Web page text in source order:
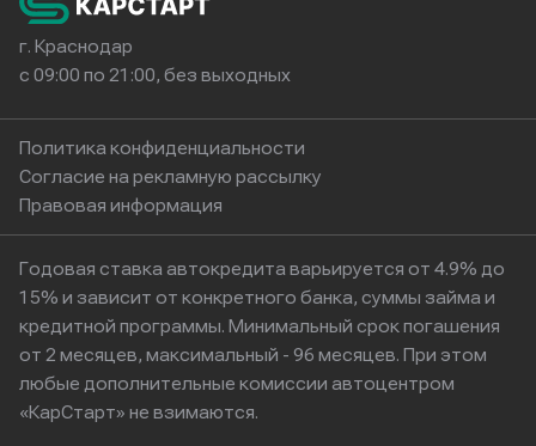
г. Краснодар
с 09:00 по 21:00, без выходных
Политика конфиденциальности
Согласие на рекламную рассылку
Правовая информация
Годовая ставка автокредита варьируется от 4.9% до
15% и зависит от конкретного банка, суммы займа и
кредитной программы. Минимальный срок погашения
от 2 месяцев, максимальный - 96 месяцев. При этом
любые дополнительные комиссии автоцентром
«КарСтарт» не взимаются.